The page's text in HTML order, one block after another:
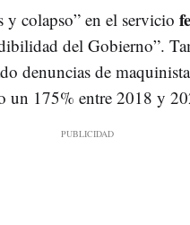
y colapso” en el servicio
del Gobierno”.
denuncias de
un 175% entre 2018 y